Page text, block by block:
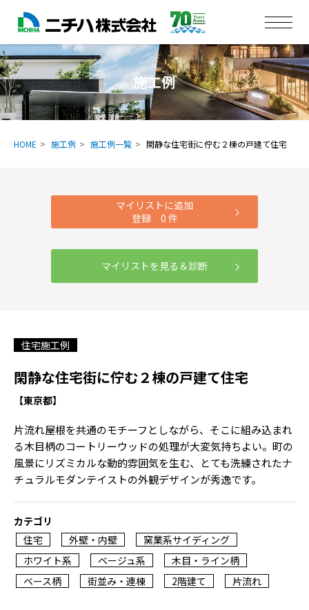
施工例
HOME 施工例 施工例一覧 閑静な住宅街に佇む２棟の戸建て住宅
マイリストに追加
登録 0 件
マイリストを見る＆診断
住宅施工例
閑静な住宅街に佇む２棟の戸建て住宅
【東京都】
片流れ屋根を共通のモチーフとしながら、そこに組み込まれ
る木目柄のコートリーウッドの処理が大変気持ちよい。町の
風景にリズミカルな動的雰囲気を生む、とても洗練されたナ
チュラルモダンテイストの外観デザインが秀逸です。
カテゴリ
住宅
外壁・内壁
窯業系サイディング
ホワイト系
ベージュ系
木目・ライン柄
ベース柄
街並み・連棟 2階建て 片流れ